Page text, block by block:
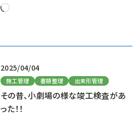
読
2025/04/04
施工管理 書類整理 出来形管理
その昔、小劇場の様な竣工検査があ
った！！